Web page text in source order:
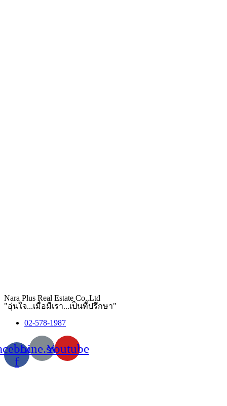
Nara Plus Real Estate Co,.Ltd
"อุ่นใจ...เมื่อมีเรา...เป็นที่ปรึกษา"
02-578-1987
f
Line.svgYoutube